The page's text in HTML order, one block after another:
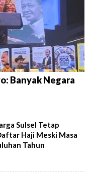
Banyak Negara
Sulsel Tetap
Haji Meski Masa
Tahun